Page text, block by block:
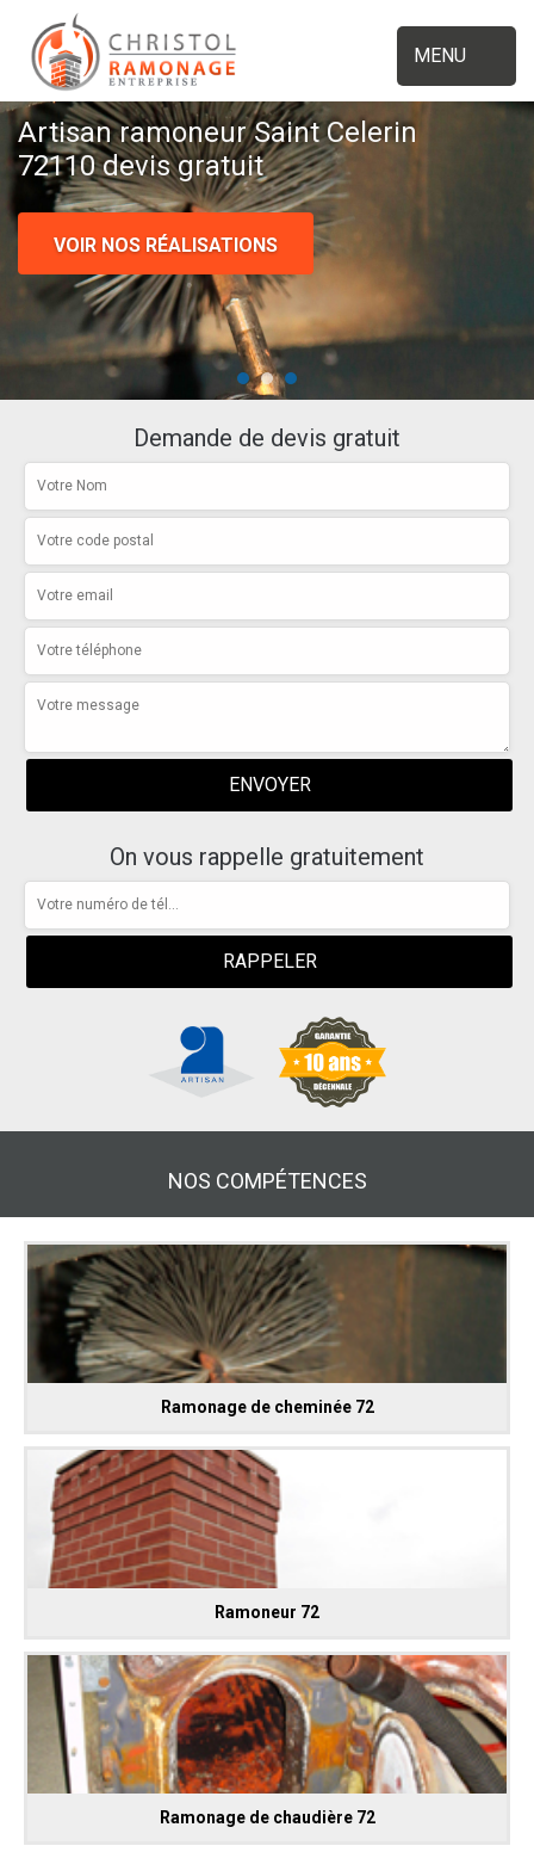
MENU
Artisan ramoneur Saint Celerin
72110 devis gratuit
VOIR NOS RÉALISATIONS
Demande de devis gratuit
On vous rappelle gratuitement
NOS COMPÉTENCES
Ramonage de cheminée 72
Ramoneur 72
Ramonage de chaudière 72